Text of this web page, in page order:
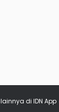
lainnya di IDN App